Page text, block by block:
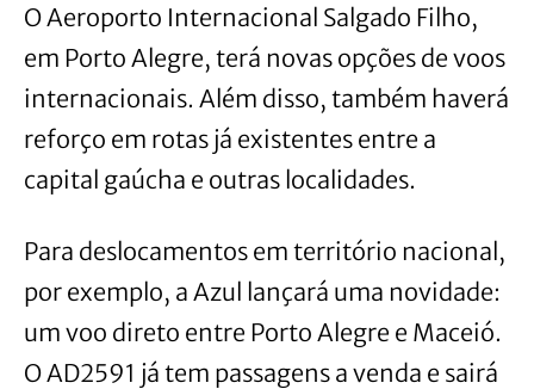
O Aeroporto Internacional Salgado Filho,
em Porto Alegre, terá novas opções de voos
internacionais. Além disso, também haverá
reforço em rotas já existentes entre a
capital gaúcha e outras localidades.
Para deslocamentos em território nacional,
por exemplo, a Azul lançará uma novidade:
um voo direto entre Porto Alegre e Maceió.
O AD2591 já tem passagens a venda e sairá